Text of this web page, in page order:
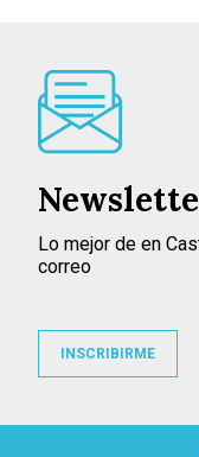
Lo mejor de en
correo
INSCRIBIRME